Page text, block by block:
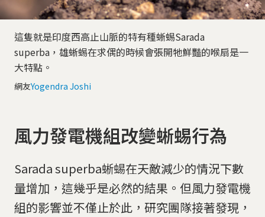
這隻就是印度西高止山脈的特有種蜥蜴Sarada
superba，雄蜥蜴在求偶的時候會張開牠鮮豔的喉扇是一
大特點。
網友Yogendra Joshi
風力發電機組改變蜥蜴行為
Sarada superba蜥蜴在天敵減少的情況下數
量增加，這幾乎是必然的結果。但風力發電機
組的影響並不僅止於此，研究團隊接著發現，